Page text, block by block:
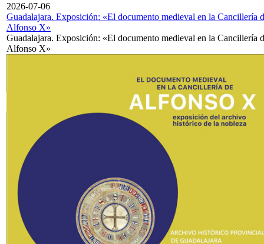
2026-07-06
Guadalajara. Exposición: «El documento medieval en la Cancillería
Alfonso X»
Guadalajara. Exposición: «El documento medieval en la Cancillería
Alfonso X»